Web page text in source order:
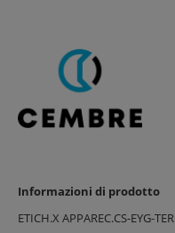
Informazioni di prodotto
ETICH.X APPAREC.CS-EYG-